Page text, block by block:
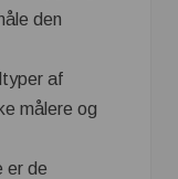
den
af
målere og
er de